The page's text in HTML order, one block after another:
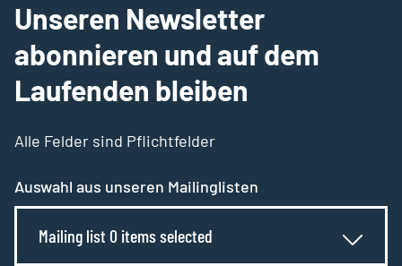
Unseren Newsletter
abonnieren und auf dem
Laufenden bleiben
Alle Felder sind Pflichtfelder
Auswahl aus unseren Mailinglisten
Mailing list 0 items selected